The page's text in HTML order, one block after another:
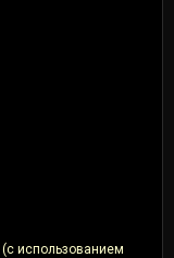
использованием